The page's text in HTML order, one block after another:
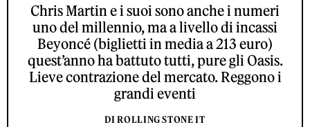
Chris Martin e i suoi sono anche i numeri
uno del millennio, ma a livello di incassi
Beyoncé (biglietti in media a 213 euro)
quest’anno ha battuto tutti, pure gli Oasis.
Lieve contrazione del mercato. Reggono i
grandi eventi
DI ROLLING STONE IT